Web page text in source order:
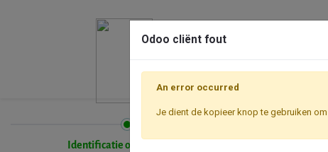
Identificatie onderneming
Odoo cliënt fout
An error occurred
Je dient de kopieer knop te gebruiken